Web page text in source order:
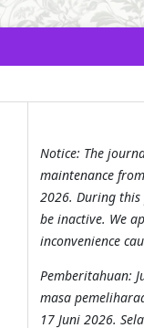
Notice: The
maintenance
2026. During
be inactive. We
inconvenience
Pemberitahuan:
masa
17 Juni 2026.